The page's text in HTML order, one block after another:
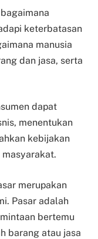
keterbatasan
manusia
dan jasa, serta
dapat
menentukan
kebijakan
merupakan
Pasar adalah
bertemu
barang atau jasa